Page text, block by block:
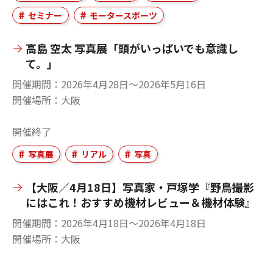
セミナー
モータースポーツ
高島 空太 写真展「頭がいっぱいでも意識し
て。」
開催期間
2026年4月28日〜2026年5月16日
開催場所
大阪
開催終了
写真展 リアル 写真
【大阪／4月18日】写真家・戸塚学『野鳥撮影
にはこれ！おすすめ機材レビュー＆機材体験』
開催期間
2026年4月18日〜2026年4月18日
開催場所
大阪